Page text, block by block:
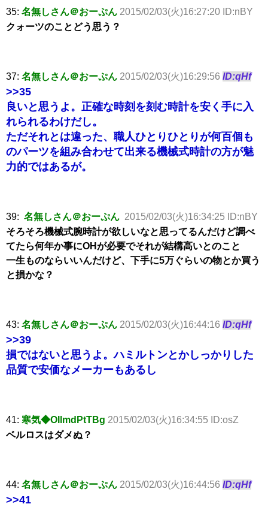
35: 名無しさん＠おーぷん 2015/02/03(火)16:27:20 ID:nBY
クォーツのことどう思う？
37: 名無しさん＠おーぷん 2015/02/03(火)16:29:56 ID:qHf
>>35
良いと思うよ。正確な時刻を刻む時計を安く手に入
れられるわけだし。
ただそれとは違った、職人ひとりひとりが何百個も
のパーツを組み合わせて出来る機械式時計の方が魅
力的ではあるが。
39: 名無しさん＠おーぷん 2015/02/03(火)16:34:25 ID:nBY
そろそろ機械式腕時計が欲しいなと思ってるんだけど調べ
てたら何年か事にOHが必要でそれが結構高いとのこと
一生ものならいいんだけど、下手に5万ぐらいの物とか買う
と損かな？
43: 名無しさん＠おーぷん 2015/02/03(火)16:44:16 ID:qHf
>>39
損ではないと思うよ。ハミルトンとかしっかりした
品質で安価なメーカーもあるし
41: 寒気◆OIlmdPtTBg 2015/02/03(火)16:34:55 ID:osZ
ベルロスはダメぬ？
44: 名無しさん＠おーぷん 2015/02/03(火)16:44:56 ID:qHf
>>41